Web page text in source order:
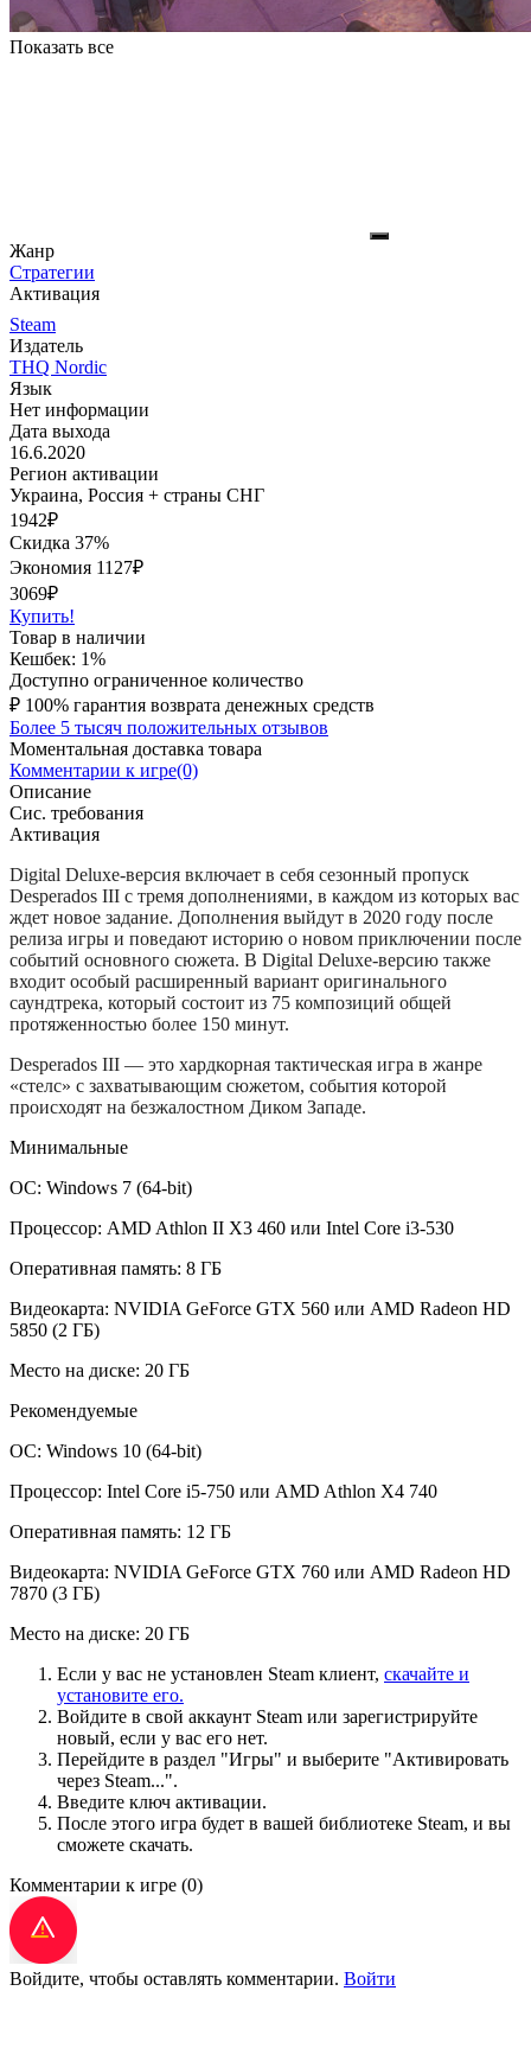
Показать все
Жанр
Стратегии
Активация
Steam
Издатель
THQ Nordic
Язык
Нет информации
Дата выхода
16.6.2020
Регион активации
Украина, Россия + страны СНГ
1942₽
Скидка 37%
Экономия 1127₽
3069₽
Купить!
Товар в наличии
Кешбек: 1%
Доступно ограниченное количество
₽ 100% гарантия возврата денежных средств
Более 5 тысяч положительных отзывов
Моментальная доставка товара
Комментарии к игре(0)
Описание
Сис. требования
Активация
Digital Deluxe-версия включает в себя сезонный пропуск
Desperados III с тремя дополнениями, в каждом из которых вас
ждет новое задание. Дополнения выйдут в 2020 году после
релиза игры и поведают историю о новом приключении после
событий основного сюжета. В Digital Deluxe-версию также
входит особый расширенный вариант оригинального
саундтрека, который состоит из 75 композиций общей
протяженностью более 150 минут.
Desperados III — это хардкорная тактическая игра в жанре
«стелс» с захватывающим сюжетом, события которой
происходят на безжалостном Диком Западе.
Минимальные
ОС: Windows 7 (64-bit)
Процессор: AMD Athlon II X3 460 или Intel Core i3-530
Оперативная память: 8 ГБ
Видеокарта: NVIDIA GeForce GTX 560 или AMD Radeon HD
5850 (2 ГБ)
Место на диске: 20 ГБ
Рекомендуемые
ОС: Windows 10 (64-bit)
Процессор: Intel Core i5-750 или AMD Athlon X4 740
Оперативная память: 12 ГБ
Видеокарта: NVIDIA GeForce GTX 760 или AMD Radeon HD
7870 (3 ГБ)
Место на диске: 20 ГБ
Если у вас не установлен Steam клиент, скачайте и
установите его.
Войдите в свой аккаунт Steam или зарегистрируйте
новый, если у вас его нет.
Перейдите в раздел "Игры" и выберите "Активировать
через Steam...".
Введите ключ активации.
После этого игра будет в вашей библиотеке Steam, и вы
сможете скачать.
Комментарии к игре (0)
Войдите, чтобы оставлять комментарии. Войти